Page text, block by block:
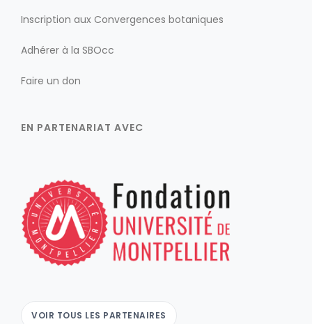
Inscription aux Convergences botaniques
Adhérer à la SBOcc
Faire un don
EN PARTENARIAT AVEC
VOIR TOUS LES PARTENAIRES